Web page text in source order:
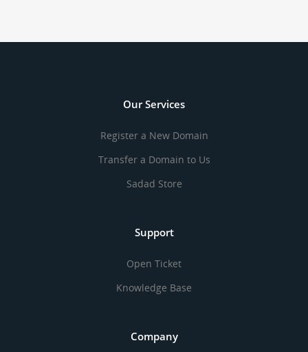
Our Services
Register a New Domain
Transfer a Domain to Us
Sadad Store
Support
Open Ticket
Knowledge Base
Company